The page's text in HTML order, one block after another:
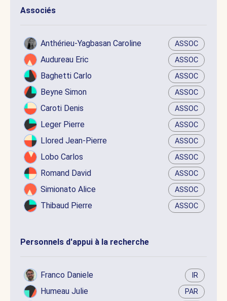
Associés
Anthérieu-Yagbasan Caroline ASSOC
Audureau Eric ASSOC
Baghetti Carlo ASSOC
Beyne Simon ASSOC
Caroti Denis ASSOC
Leger Pierre ASSOC
Llored Jean-Pierre ASSOC
Lobo Carlos ASSOC
Romand David ASSOC
Simionato Alice ASSOC
Thibaud Pierre ASSOC
Personnels d'appui à la recherche
Franco Daniele IR
Humeau Julie PAR